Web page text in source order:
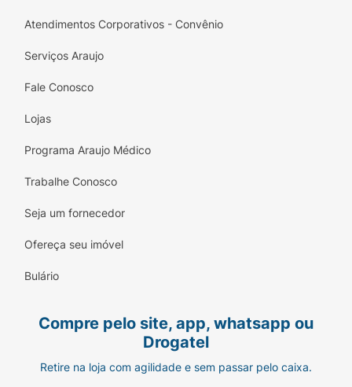
Atendimentos Corporativos - Convênio
Serviços Araujo
Fale Conosco
Lojas
Programa Araujo Médico
Trabalhe Conosco
Seja um fornecedor
Ofereça seu imóvel
Bulário
Compre pelo site, app, whatsapp ou
Drogatel
Retire na loja com agilidade e sem passar pelo caixa.